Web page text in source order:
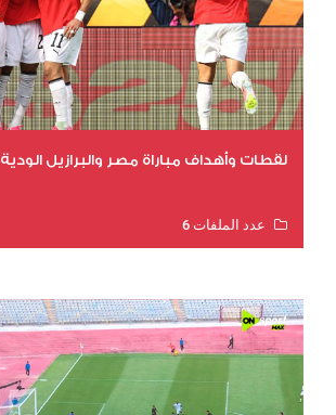
لقطات وأهداف مباراة مصر والبرازيل الودية
عدد الملفات 6